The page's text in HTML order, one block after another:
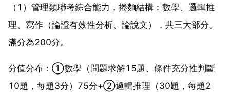
（1）管理類聯考綜合能力，捲麵結構：數學、邏輯推
理、寫作（論證有效性分析、論說文），共三大部分。
滿分為200分。
分值分布：①數學（問題求解15題、條件充分性判斷
10題，每題3分）75分+②邏輯推理（30題，每題2